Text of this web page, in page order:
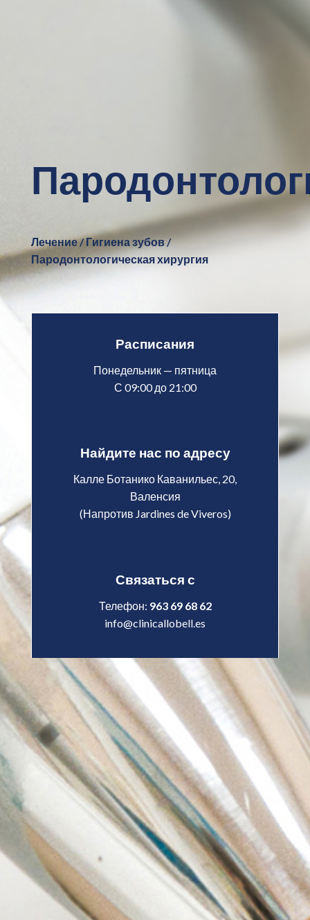
Лечение / Гигиена зубов /
Пародонтологическая хирургия
Расписания
Понедельник — пятница
С 09:00 до 21:00
Найдите нас по адресу
Калле Ботанико Каванильес, 20,
Валенсия
(Напротив Jardines de Viveros)
Связаться с
Телефон: 963 69 68 62
info@clinicallobell.es